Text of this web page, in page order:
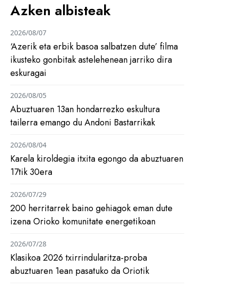
Azken albisteak
‘Azerik eta erbik basoa salbatzen dute’ filma
ikusteko gonbitak astelehenean jarriko dira
eskuragai
2026/08/07
Abuztuaren 13an hondarrezko eskultura
tailerra emango du Andoni Bastarrikak
2026/08/05
Karela kiroldegia itxita egongo da abuztuaren
17tik 30era
2026/08/04
200 herritarrek baino gehiagok eman dute
izena Orioko komunitate energetikoan
2026/07/29
Klasikoa 2026 txirrindularitza-proba
abuztuaren 1ean pasatuko da Oriotik
2026/07/28